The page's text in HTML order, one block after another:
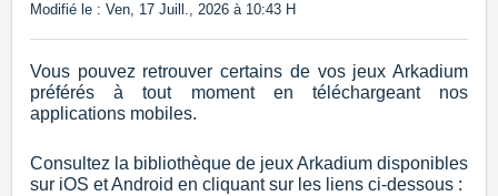
Modifié le : Ven, 17 Juill., 2026 à 10:43 H
Vous pouvez retrouver certains de vos jeux Arkadium
préférés à tout moment en téléchargeant nos
applications mobiles.
Consultez la bibliothèque de jeux Arkadium disponibles
sur iOS et Android en cliquant sur les liens ci-dessous :